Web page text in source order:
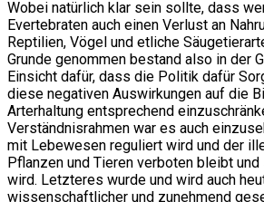
Wobei natürlich klar sein sollte, dass
Evertebraten auch einen Verlust an
Reptilien, Vögel und etliche
Grunde genommen bestand also in der
Einsicht dafür, dass die Politik dafür
diese negativen Auswirkungen auf die
Arterhaltung entsprechend
Verständnisrahmen war es auch
mit Lebewesen reguliert wird und der
Pflanzen und Tieren verboten bleibt
wird. Letzteres wurde und wird auch
wissenschaftlicher und zunehmend